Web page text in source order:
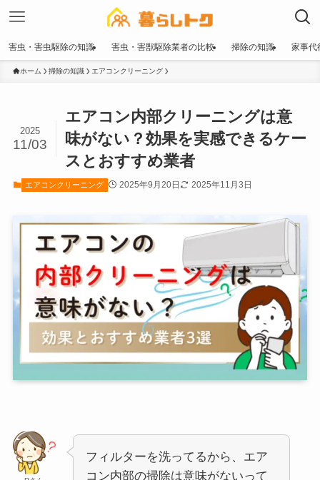
害虫・害虫駆除の知識 害虫・害獣駆除業者の比較 掃除の知識 家事代
ホーム 掃除の知識 エアコンクリーニング
エアコン内部クリーニングは意
味がない？効果を実感できるケー
スとおすすめ業者
2025
11/03
エアコンクリーニング 2025年9月20日 2025年11月3日
フィルターを洗ってるから、エア
コン内部の掃除は意味がないって